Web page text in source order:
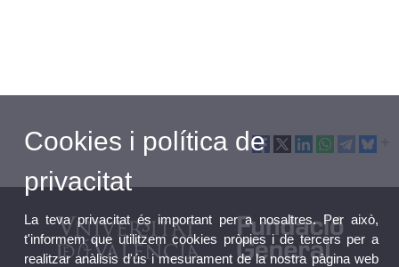
Cookies i política de
privacitat
La teva privacitat és important per a nosaltres. Per això,
t'informem que utilitzem cookies pròpies i de tercers per a
realitzar anàlisis d'ús i mesurament de la nostra pàgina web